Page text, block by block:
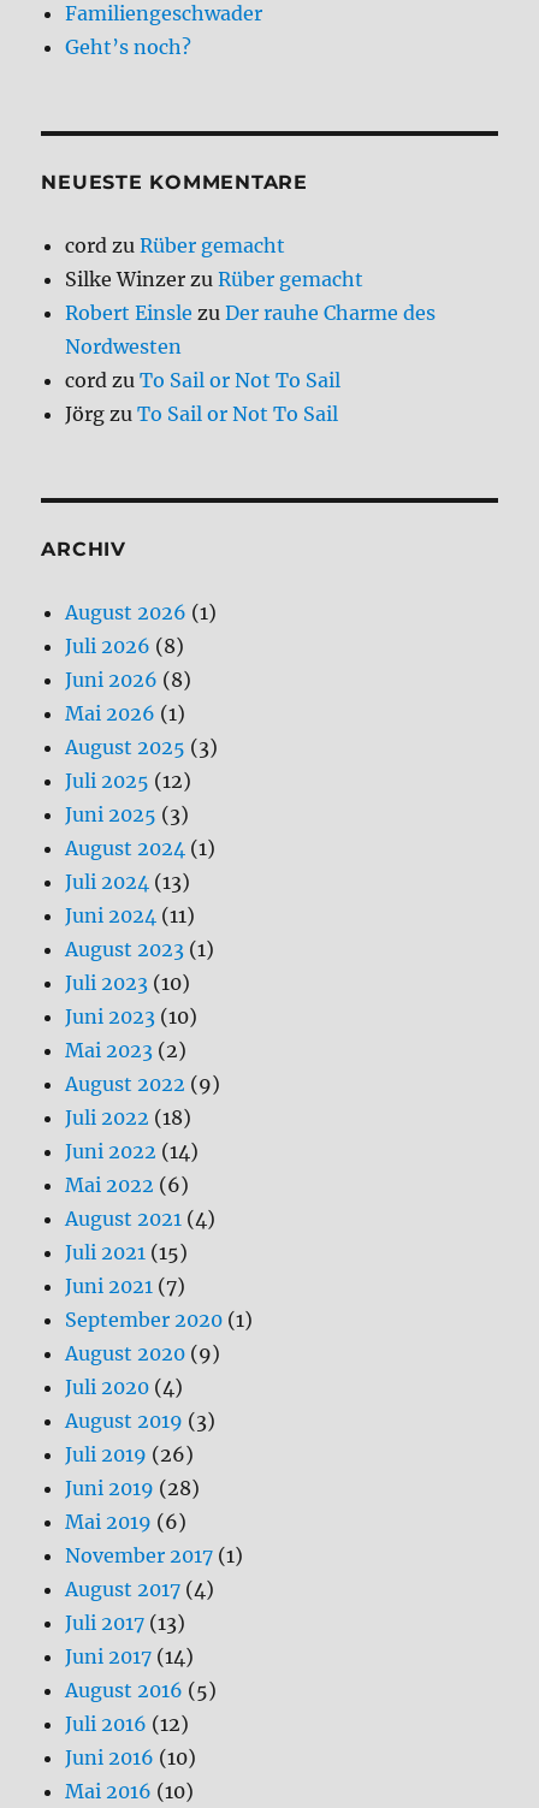
Familiengeschwader
Geht’s noch?
NEUESTE KOMMENTARE
cord zuRüber gemacht
Silke Winzer zuRüber gemacht
Robert Einsle zuDer rauhe Charme des
Nordwesten
cord zuTo Sail or Not To Sail
Jörg zuTo Sail or Not To Sail
ARCHIV
August 2026 (1)
Juli 2026 (8)
Juni 2026 (8)
Mai 2026 (1)
August 2025 (3)
Juli 2025 (12)
Juni 2025 (3)
August 2024 (1)
Juli 2024 (13)
Juni 2024 (11)
August 2023 (1)
Juli 2023 (10)
Juni 2023 (10)
Mai 2023 (2)
August 2022 (9)
Juli 2022 (18)
Juni 2022 (14)
Mai 2022 (6)
August 2021 (4)
Juli 2021 (15)
Juni 2021 (7)
September 2020 (1)
August 2020 (9)
Juli 2020 (4)
August 2019 (3)
Juli 2019 (26)
Juni 2019 (28)
Mai 2019 (6)
November 2017 (1)
August 2017 (4)
Juli 2017 (13)
Juni 2017 (14)
August 2016 (5)
Juli 2016 (12)
Juni 2016 (10)
Mai 2016 (10)